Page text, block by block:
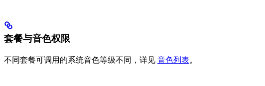
套餐与音色权限
不同套餐可调用的系统音色等级不同，详见 音色列表。